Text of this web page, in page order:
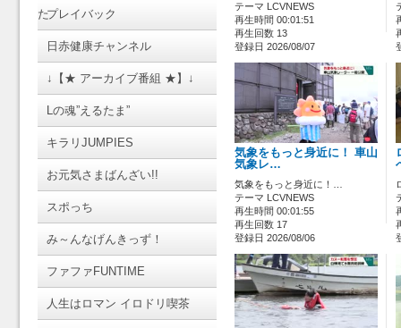
たプレイバック
日赤健康チャンネル
↓【★ アーカイブ番組 ★】↓
Lの魂”えるたま”
キラリJUMPIES
お元気さまばんざい!!
スポっち
み～んなげんきっず！
ファファFUNTIME
人生はロマン イロドリ喫茶
テーマ LCVNEWS
再生時間 00:01:51
再生回数 13
登録日 2026/08/07
気象をもっと身近に！ 車山
気象レ…
気象をもっと身近に！…
テーマ LCVNEWS
再生時間 00:01:55
再生回数 17
登録日 2026/08/06